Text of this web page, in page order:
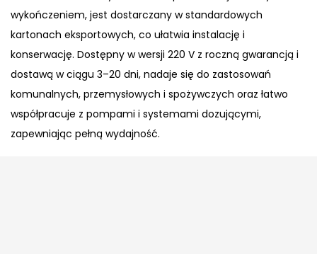
wykończeniem, jest dostarczany w standardowych
kartonach eksportowych, co ułatwia instalację i
konserwację. Dostępny w wersji 220 V z roczną gwarancją i
dostawą w ciągu 3–20 dni, nadaje się do zastosowań
komunalnych, przemysłowych i spożywczych oraz łatwo
współpracuje z pompami i systemami dozującymi,
zapewniając pełną wydajność.